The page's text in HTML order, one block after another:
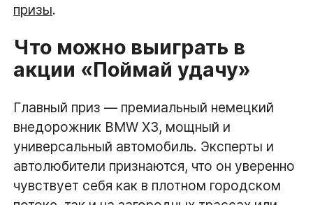
призы.
Что можно выиграть в
акции «Поймай удачу»
Главный приз — премиальный немецкий
внедорожник BMW X3, мощный и
универсальный автомобиль. Эксперты и
автолюбители признаются, что он уверенно
чувствует себя как в плотном городском